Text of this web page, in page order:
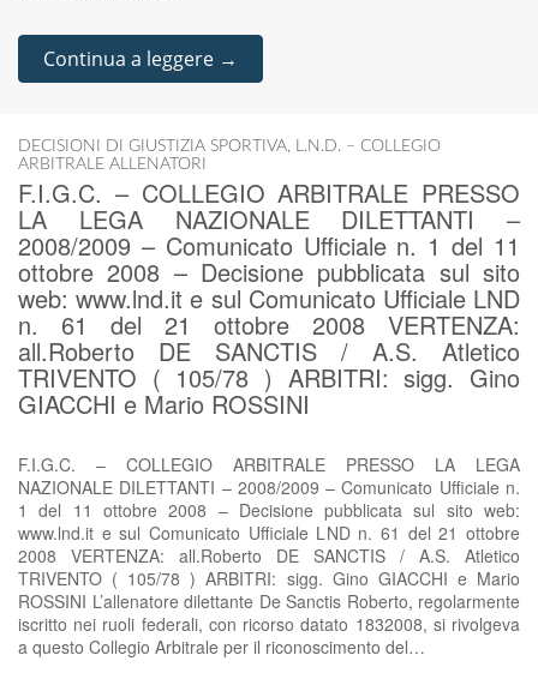
Continua a leggere →
DECISIONI DI GIUSTIZIA SPORTIVA, L.N.D. – COLLEGIO
ARBITRALE ALLENATORI
F.I.G.C. – COLLEGIO ARBITRALE PRESSO
LA LEGA NAZIONALE DILETTANTI –
2008/2009 – Comunicato Ufficiale n. 1 del 11
ottobre 2008 – Decisione pubblicata sul sito
web: www.lnd.it e sul Comunicato Ufficiale LND
n. 61 del 21 ottobre 2008 VERTENZA:
all.Roberto DE SANCTIS / A.S. Atletico
TRIVENTO ( 105/78 ) ARBITRI: sigg. Gino
GIACCHI e Mario ROSSINI
F.I.G.C. – COLLEGIO ARBITRALE PRESSO LA LEGA
NAZIONALE DILETTANTI – 2008/2009 – Comunicato Ufficiale n.
1 del 11 ottobre 2008 – Decisione pubblicata sul sito web:
www.lnd.it e sul Comunicato Ufficiale LND n. 61 del 21 ottobre
2008 VERTENZA: all.Roberto DE SANCTIS / A.S. Atletico
TRIVENTO ( 105/78 ) ARBITRI: sigg. Gino GIACCHI e Mario
ROSSINI L’allenatore dilettante De Sanctis Roberto, regolarmente
iscritto nei ruoli federali, con ricorso datato 1832008, si rivolgeva
a questo Collegio Arbitrale per il riconoscimento del…